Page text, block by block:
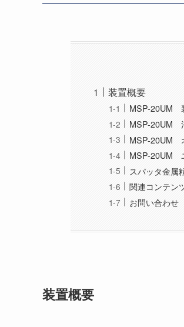
装置概要
MSP-20UM
MSP-20UM
MSP-20UM
MSP-20UM
スパッタ金属
関連コンテン
お問い合わせ
装置概要